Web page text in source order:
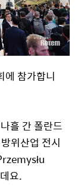
에 참가합니
흘 간 폴란드
위산업 전시
łu
요.